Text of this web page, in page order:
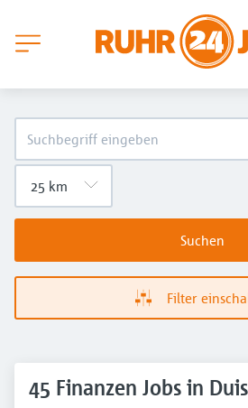
Suchen
Filter
45 Finanzen Jobs in